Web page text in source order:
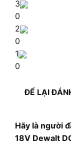
3
0
2
0
1
0
ĐỂ LẠI
Hãy là người
18V Dewalt